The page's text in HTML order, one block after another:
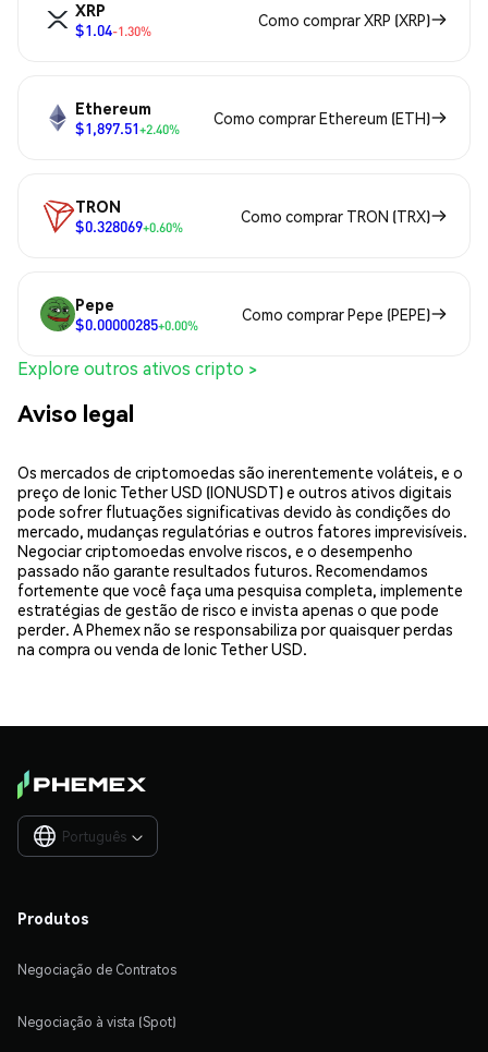
XRP
$1.04-1.30%
Como comprar XRP (XRP)
Ethereum
$1,897.51+2.40%
Como comprar Ethereum (ETH)
TRON
$0.328069+0.60%
Como comprar TRON (TRX)
Pepe
$0.00000285+0.00%
Como comprar Pepe (PEPE)
Explore outros ativos cripto >
Aviso legal
Os mercados de criptomoedas são inerentemente voláteis, e o
preço de Ionic Tether USD (IONUSDT) e outros ativos digitais
pode sofrer flutuações significativas devido às condições do
mercado, mudanças regulatórias e outros fatores imprevisíveis.
Negociar criptomoedas envolve riscos, e o desempenho
passado não garante resultados futuros. Recomendamos
fortemente que você faça uma pesquisa completa, implemente
estratégias de gestão de risco e invista apenas o que pode
perder. A Phemex não se responsabiliza por quaisquer perdas
na compra ou venda de Ionic Tether USD.
Português 
Produtos
Negociação de Contratos
Negociação à vista (Spot)